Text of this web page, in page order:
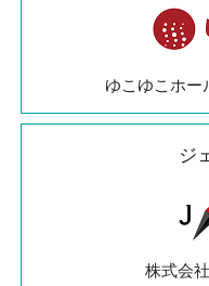
ゆこゆこホー
ジ
株式会